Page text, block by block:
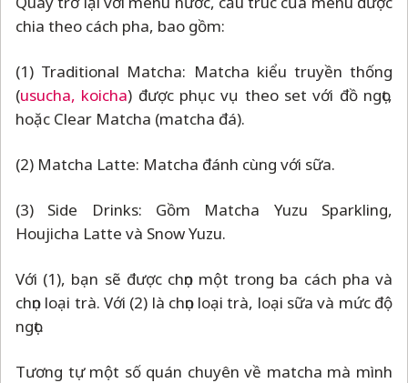
chia theo cách pha, bao gồm:
(1) Traditional Matcha: Matcha kiểu truyền thống
(usucha, koicha) được phục vụ theo set với đồ ngọt,
hoặc Clear Matcha (matcha đá).
(2) Matcha Latte: Matcha đánh cùng với sữa.
(3) Side Drinks: Gồm Matcha Yuzu Sparkling,
Houjicha Latte và Snow Yuzu.
Với (1), bạn sẽ được chọn một trong ba cách pha và
chọn loại trà. Với (2) là chọn loại trà, loại sữa và mức độ
ngọt.
Tương tự một số quán chuyên về matcha mà mình